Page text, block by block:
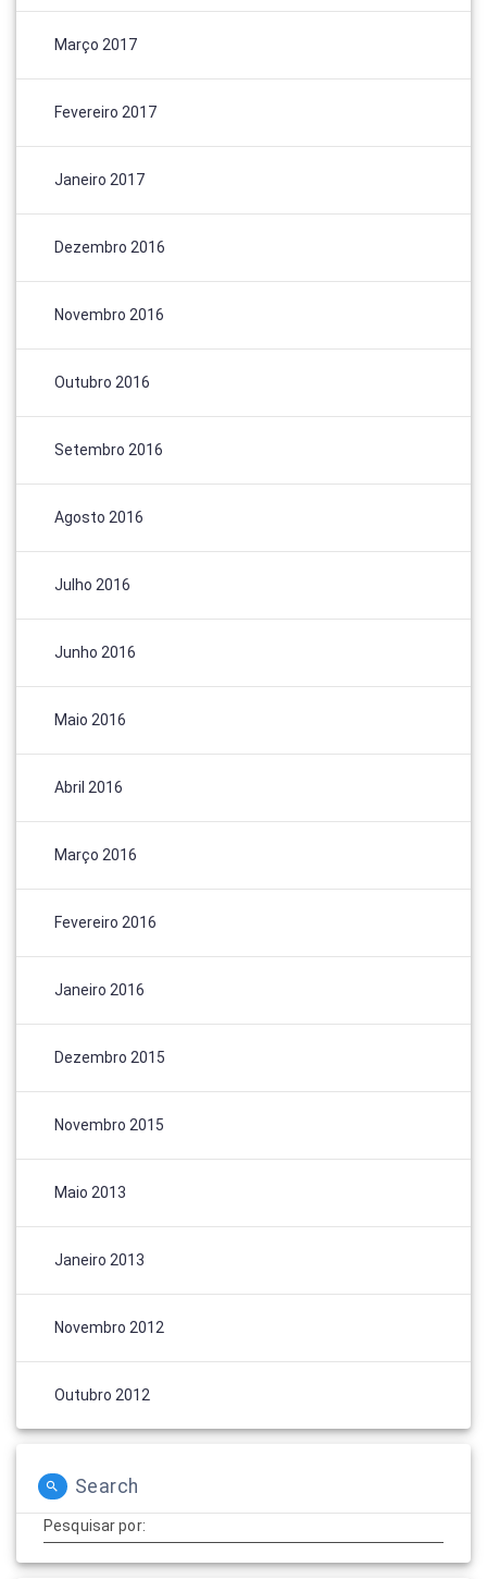
Março 2017
Fevereiro 2017
Janeiro 2017
Dezembro 2016
Novembro 2016
Outubro 2016
Setembro 2016
Agosto 2016
Julho 2016
Junho 2016
Maio 2016
Abril 2016
Março 2016
Fevereiro 2016
Janeiro 2016
Dezembro 2015
Novembro 2015
Maio 2013
Janeiro 2013
Novembro 2012
Outubro 2012
Search
Pesquisar por: